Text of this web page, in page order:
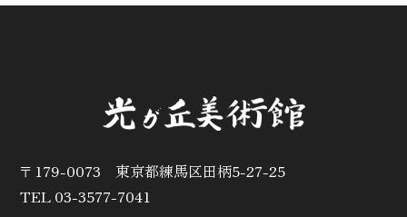
〒179-0073 東京都練馬区田柄5-27-25
TEL 03-3577-7041